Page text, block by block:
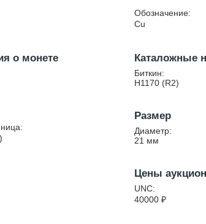
Обозначение:
Cu
о монете Каталожные
Биткин:
Н1170 (R2)
Размер
Диаметр:
21 мм
Цены
UNC:
40000 ₽